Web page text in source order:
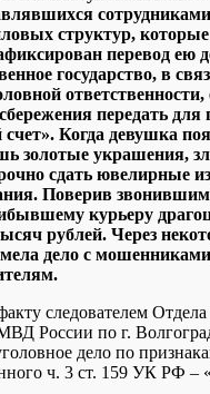
структур,
перевод ею
государство, в
ответственности,
передать для
счет». Когда девушка
золотые украшения,
сдать ювелирные
Поверив
курьеру
рублей. Через
дело с
следователем
России по г.
дело по
ч. 3 ст. 159 УК РФ –